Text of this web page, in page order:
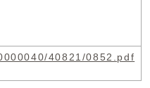
40821/0852.pdf